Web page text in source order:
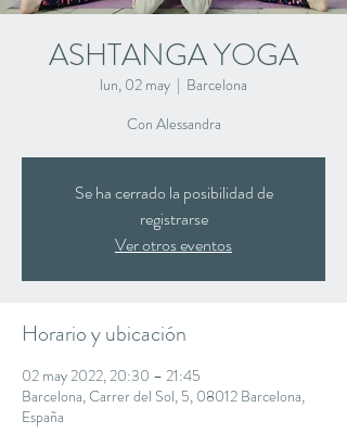
ASHTANGA YOGA
lun, 02 may
  |
Barcelona
Con Alessandra
Se ha cerrado la posibilidad de
registrarse
Ver otros eventos
Horario y ubicación
02 may 2022, 20:30 – 21:45
Barcelona, Carrer del Sol, 5, 08012 Barcelona,
España